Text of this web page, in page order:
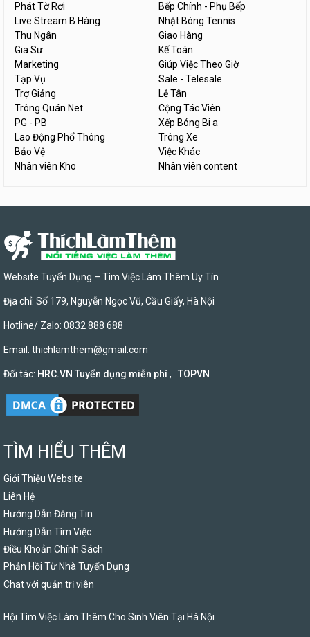
Phát Tờ Rơi
Bếp Chính - Phụ Bếp
Live Stream B.Hàng
Nhặt Bóng Tennis
Thu Ngân
Giao Hàng
Gia Sư
Kế Toán
Marketing
Giúp Việc Theo Giờ
Tạp Vụ
Sale - Telesale
Trợ Giảng
Lễ Tân
Trông Quán Net
Cộng Tác Viên
PG - PB
Xếp Bóng Bi a
Lao Động Phổ Thông
Trông Xe
Bảo Vệ
Việc Khác
Nhân viên Kho
Nhân viên content
Website Tuyển Dụng – Tìm Việc Làm Thêm Uy Tín
Địa chỉ: Số 179, Nguyễn Ngọc Vũ, Cầu Giấy, Hà Nội
Hotline/ Zalo: 0832 888 688
Email: thichlamthem@gmail.com
Đối tác: HRC.VN Tuyển dụng miễn phí, TOPVN
TÌM HIỂU THÊM
Giới Thiệu Website
Liên Hệ
Hướng Dẫn Đăng Tin
Hướng Dẫn Tìm Việc
Điều Khoản Chính Sách
Phản Hồi Từ Nhà Tuyển Dụng
Chat với quản trị viên
Hội Tìm Việc Làm Thêm Cho Sinh Viên Tại Hà Nội